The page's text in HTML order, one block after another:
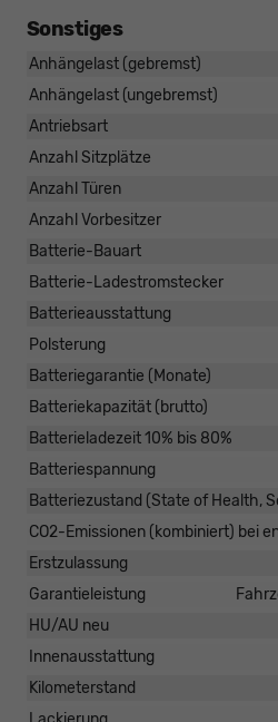
Sonstiges
Anhängelast (gebremst)
Anhängelast (ungebremst)
Antriebsart
Anzahl Sitzplätze
Anzahl Türen
Anzahl Vorbesitzer
Batterie-Bauart
Batterie-Ladestromstecker
Batterieausstattung
Polsterung
Batteriegarantie (Monate)
Batteriekapazität (brutto)
Batterieladezeit 10% bis 80%
Batteriespannung
Batteriezustand (State of Health,
CO2-Emissionen (kombiniert) bei
Erstzulassung
Garantieleistung
HU/AU neu
Innenausstattung
Kilometerstand